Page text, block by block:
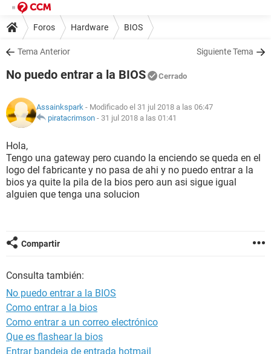
Foros Hardware BIOS
Tema Anterior Siguiente Tema
No puedo entrar a la BIOS Cerrado
Assainkspark - Modificado el 31 jul 2018 a las 06:47
piratacrimson - 31 jul 2018 a las 01:41
Hola,
Tengo una gateway pero cuando la enciendo se queda en el
logo del fabricante y no pasa de ahi y no puedo entrar a la
bios ya quite la pila de la bios pero aun asi sigue igual
alguien que tenga una solucion
Compartir
Consulta también:
No puedo entrar a la BIOS
Como entrar a la bios
Como entrar a un correo electrónico
Que es flashear la bios
Entrar bandeja de entrada hotmail